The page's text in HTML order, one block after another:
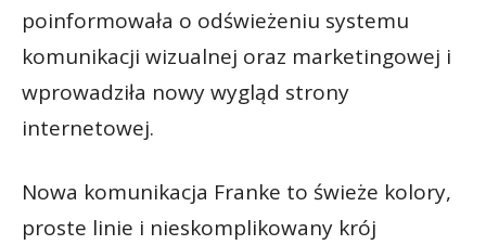
poinformowała o odświeżeniu systemu
komunikacji wizualnej oraz marketingowej i
wprowadziła nowy wygląd strony
internetowej.
Nowa komunikacja Franke to świeże kolory,
proste linie i nieskomplikowany krój